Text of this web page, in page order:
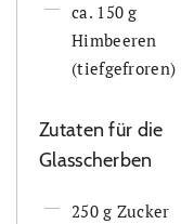
ca. 150 g
Himbeeren
(tiefgefroren)
Zutaten für die
Glasscherben
250 g Zucker